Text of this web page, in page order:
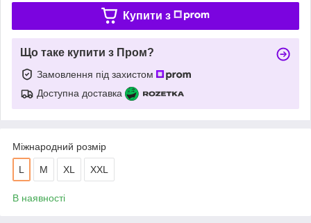
Купити з
Що таке купити з Пром?
Замовлення під захистом
Доступна доставка
Міжнародний розмір
L M XL XXL
В наявності